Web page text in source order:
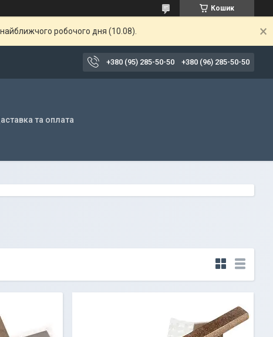
Кошик
робочого дня (10.08).
+380 (95) 285-50-50 +380 (96) 285-50-50
та оплата